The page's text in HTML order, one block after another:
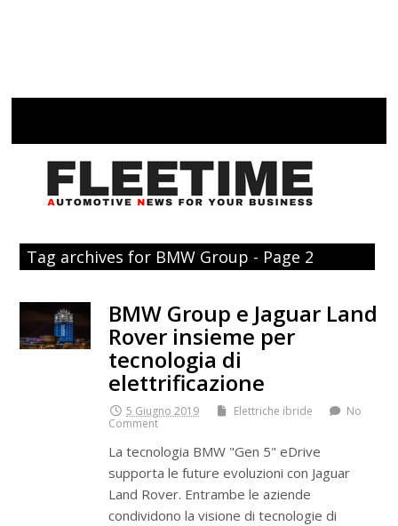
Tag archives for BMW Group - Page 2
BMW Group e Jaguar Land
Rover insieme per
tecnologia di
elettrificazione
5 Giugno 2019 Elettriche ibride
No
Comment
La tecnologia BMW "Gen 5" eDrive
supporta le future evoluzioni con Jaguar
Land Rover. Entrambe le aziende
condividono la visione di tecnologie di